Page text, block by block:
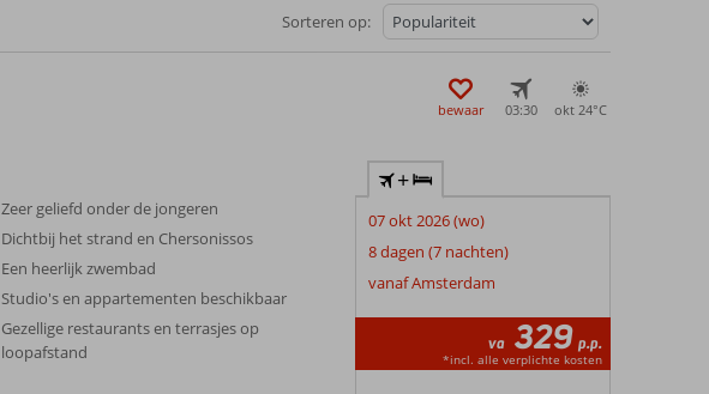
Sorteren op:
bewaar 03:30 okt 24°C
Zeer geliefd onder de jongeren
Dichtbij het strand en Chersonissos
Een heerlijk zwembad
Studio's en appartementen beschikbaar
Gezellige restaurants en terrasjes op
loopafstand
+
07 okt 2026 (wo)
8 dagen (7 nachten)
vanaf Amsterdam
va 329 p.p.
*incl. alle verplichte kosten